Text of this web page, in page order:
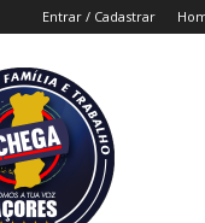
Entrar / Cadastrar